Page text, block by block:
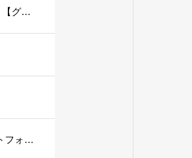
エコノハホールディングス、コーポレートサイトに「広報AI社員に質問できる」機能を設置 ― 【グループ会社】エコノハブレインが開発
【グループ会社】エコノハキャリア株式会社、外国人材派遣管理プラットフォーム「キャリコン」の提供を開始